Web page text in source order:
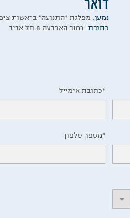
נמען: מפלגת “התנועה” בראשות
כתובת: רחוב הארבעה 8 תל אביב
כתובת אימייל*
מספר טלפון*